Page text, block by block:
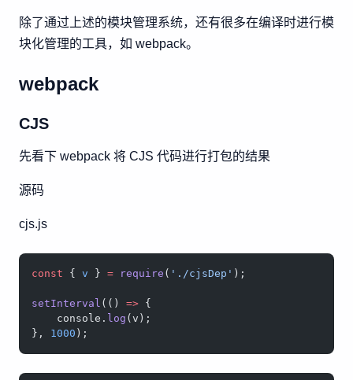
除了通过上述的模块管理系统，还有很多在编译时进行模
块化管理的工具，如 webpack。
webpack
CJS
先看下 webpack 将 CJS 代码进行打包的结果
源码
cjs.js
const { v } = require ( './cjsDep' );
setInterval (() => {
    console.
log (v);
}, 1000 );